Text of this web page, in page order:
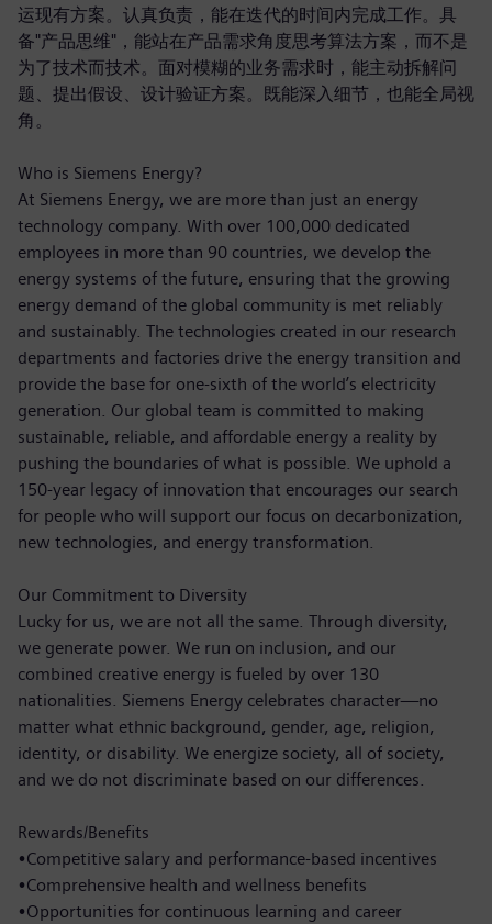
运现有方案。认真负责，能在迭代的时间内完成工作。具
备"产品思维"，能站在产品需求角度思考算法方案，而不是
为了技术而技术。面对模糊的业务需求时，能主动拆解问
题、提出假设、设计验证方案。既能深入细节，也能全局视
角。
Who is Siemens Energy?
At Siemens Energy, we are more than just an energy
technology company. With over 100,000 dedicated
employees in more than 90 countries, we develop the
energy systems of the future, ensuring that the growing
energy demand of the global community is met reliably
and sustainably. The technologies created in our research
departments and factories drive the energy transition and
provide the base for one-sixth of the world’s electricity
generation. Our global team is committed to making
sustainable, reliable, and affordable energy a reality by
pushing the boundaries of what is possible. We uphold a
150-year legacy of innovation that encourages our search
for people who will support our focus on decarbonization,
new technologies, and energy transformation.
Our Commitment to Diversity
Lucky for us, we are not all the same. Through diversity,
we generate power. We run on inclusion, and our
combined creative energy is fueled by over 130
nationalities. Siemens Energy celebrates character—no
matter what ethnic background, gender, age, religion,
identity, or disability. We energize society, all of society,
and we do not discriminate based on our differences.
Rewards/Benefits
•Competitive salary and performance-based incentives
•Comprehensive health and wellness benefits
•Opportunities for continuous learning and career